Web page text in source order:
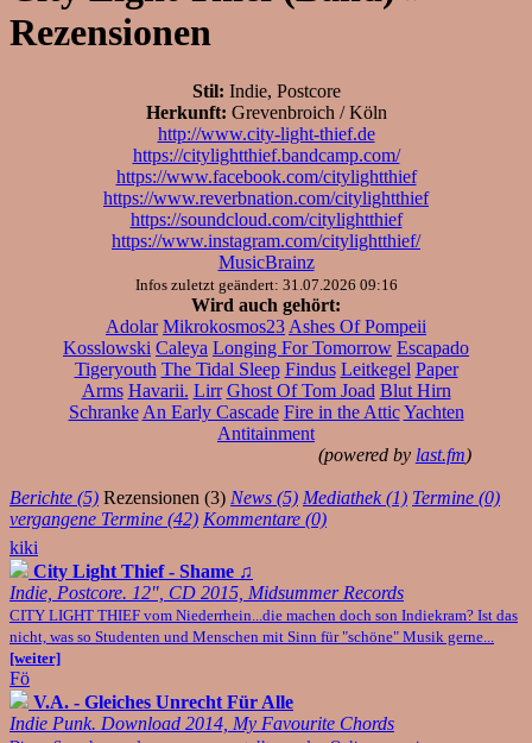
Rezensionen
Stil: Indie, Postcore
Herkunft: Grevenbroich / Köln
http://www.city-light-thief.de
https://citylightthief.bandcamp.com/
https://www.facebook.com/citylightthief
https://www.reverbnation.com/citylightthief
https://soundcloud.com/citylightthief
https://www.instagram.com/citylightthief/
MusicBrainz
Infos zuletzt geändert: 31.07.2026 09:16
Wird auch gehört:
Adolar Mikrokosmos23 Ashes Of Pompeii
Kosslowski Caleya Longing For Tomorrow Escapado
Tigeryouth The Tidal Sleep Findus Leitkegel Paper
Arms Havarii. Lirr Ghost Of Tom Joad Blut Hirn
Schranke An Early Cascade Fire in the Attic Yachten
Antitainment
(powered by last.fm)
Berichte (5) Rezensionen (3) News (5) Mediathek (1) Termine (0)
vergangene Termine (42) Kommentare (0)
kiki
City Light Thief - Shame ♫
Indie, Postcore. 12", CD 2015, Midsummer Records
CITY LIGHT THIEF vom Niederrhein...die machen doch son Indiekram? Ist das
nicht, was so Studenten und Menschen mit Sinn für "schöne" Musik gerne...
[weiter]
Fö
V.A. - Gleiches Unrecht Für Alle
Indie Punk. Download 2014, My Favourite Chords